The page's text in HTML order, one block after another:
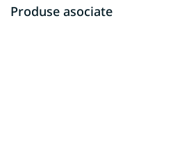
Produse asociate